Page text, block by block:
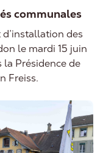
communales
des
le mardi 15 juin
Présidence de
Freiss.